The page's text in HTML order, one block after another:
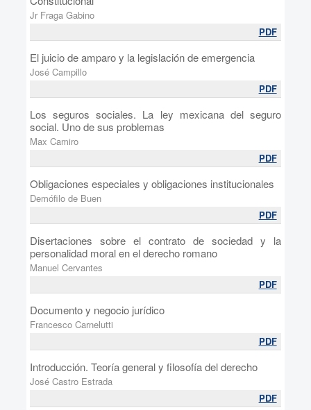
Jr Fraga Gabino
PDF
El juicio de amparo y la legislación de emergencia
José Campillo
PDF
Los seguros sociales. La ley mexicana del seguro
social. Uno de sus problemas
Max Camiro
PDF
Obligaciones especiales y obligaciones institucionales
Demófilo de Buen
PDF
Disertaciones sobre el contrato de sociedad y la
personalidad moral en el derecho romano
Manuel Cervantes
PDF
Documento y negocio jurídico
Francesco Carnelutti
PDF
Introducción. Teoría general y filosofía del derecho
José Castro Estrada
PDF